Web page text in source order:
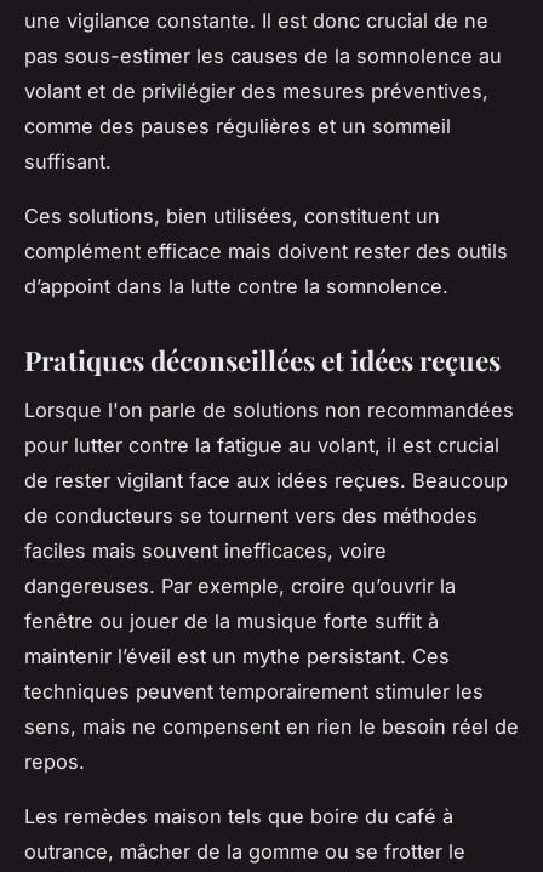
une vigilance constante. Il est donc crucial de ne
pas sous-estimer les causes de la somnolence au
volant et de privilégier des mesures préventives,
comme des pauses régulières et un sommeil
suffisant.
Ces solutions, bien utilisées, constituent un
complément efficace mais doivent rester des outils
d’appoint dans la lutte contre la somnolence.
Pratiques déconseillées et idées reçues
Lorsque l'on parle de solutions non recommandées
pour lutter contre la fatigue au volant, il est crucial
de rester vigilant face aux idées reçues. Beaucoup
de conducteurs se tournent vers des méthodes
faciles mais souvent inefficaces, voire
dangereuses. Par exemple, croire qu’ouvrir la
fenêtre ou jouer de la musique forte suffit à
maintenir l’éveil est un mythe persistant. Ces
techniques peuvent temporairement stimuler les
sens, mais ne compensent en rien le besoin réel de
repos.
Les remèdes maison tels que boire du café à
outrance, mâcher de la gomme ou se frotter le